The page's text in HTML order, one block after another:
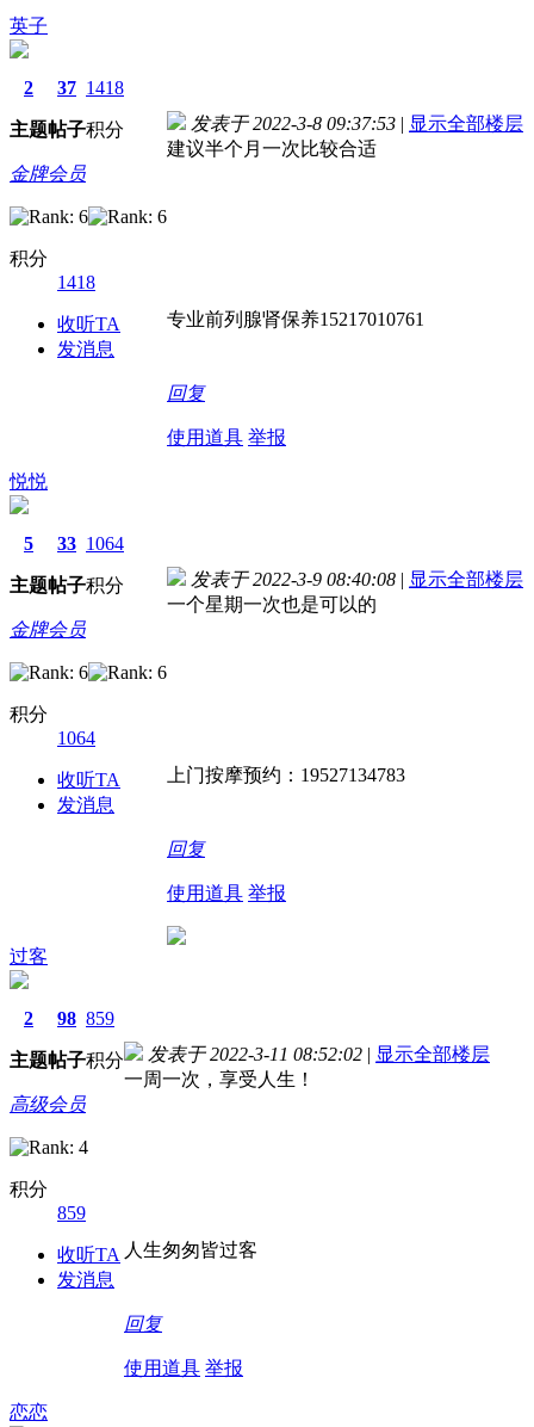
英子
2
主题
37
帖子
1418
积分
金牌会员
积分
1418
收听TA
发消息
发表于 2022-3-8 09:37:53 | 显示全部楼层
建议半个月一次比较合适
专业前列腺肾保养15217010761
回复
使用道具 举报
悦悦
5
主题
33
帖子
1064
积分
金牌会员
积分
1064
收听TA
发消息
发表于 2022-3-9 08:40:08 | 显示全部楼层
一个星期一次也是可以的
上门按摩预约：19527134783
回复
使用道具 举报
过客
2
主题
98
帖子
859
积分
高级会员
积分
859
收听TA
发消息
发表于 2022-3-11 08:52:02 | 显示全部楼层
一周一次，享受人生！
人生匆匆皆过客
回复
使用道具 举报
恋恋